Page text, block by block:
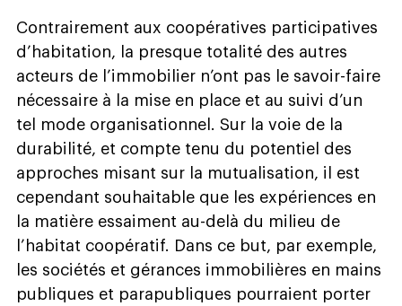
Contrairement aux coopératives participatives
d’habitation, la presque totalité des autres
acteurs de l’immobilier n’ont pas le savoir-faire
nécessaire à la mise en place et au suivi d’un
tel mode organisationnel. Sur la voie de la
durabilité, et compte tenu du potentiel des
approches misant sur la mutualisation, il est
cependant souhaitable que les expériences en
la matière essaiment au-delà du milieu de
l’habitat coopératif. Dans ce but, par exemple,
les sociétés et gérances immobilières en mains
publiques et parapubliques pourraient porter